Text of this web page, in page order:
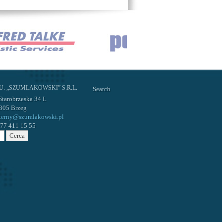
„SZUMLAKOWSKI” S.R.L.
34 L
Brzeg
411 15 55
Search